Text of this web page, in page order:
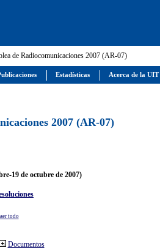
de Radiocomunicaciones 2007 (AR-07)
2007 (AR-07)
19 de octubre de 2007)
todo
Documentos
Estadísticas Acerca de la UIT